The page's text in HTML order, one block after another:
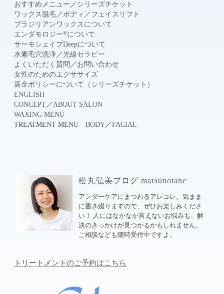
おすすめメニュー ／ シリーズチケット
ワックス脱毛／ボディ ／ フェイスリフト
ブラジリアンワックスについて
エンダモロジー®について
サーモシェイプDeepについて
水素毛穴洗浄／光線セラピー
よくいただく質問 ／ お問い合わせ
女性のためのエクササイズ
返金ポリシーについて（シリーズチケット）
ENGLISH
CONCEPT／ABOUT SALON
WAXING MENU
TREATMENT MENUBODY／FACIAL
松丸弘美ブログ matsunotane
アンダーケアにまつわるアレコレ。気まま
に書き綴りますので、ぜひお楽しみくださ
い！ 人にはなかなか言えないお悩みも、解
決のきっかけが見つかるかもしれません。
ご相談なども随時受付中ですよ。
トリートメントのご予約はこちら